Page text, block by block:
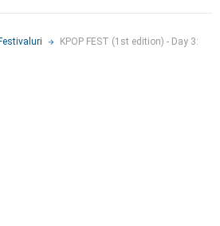
Festivaluri
KPOP FEST (1st edition) - Day 3: